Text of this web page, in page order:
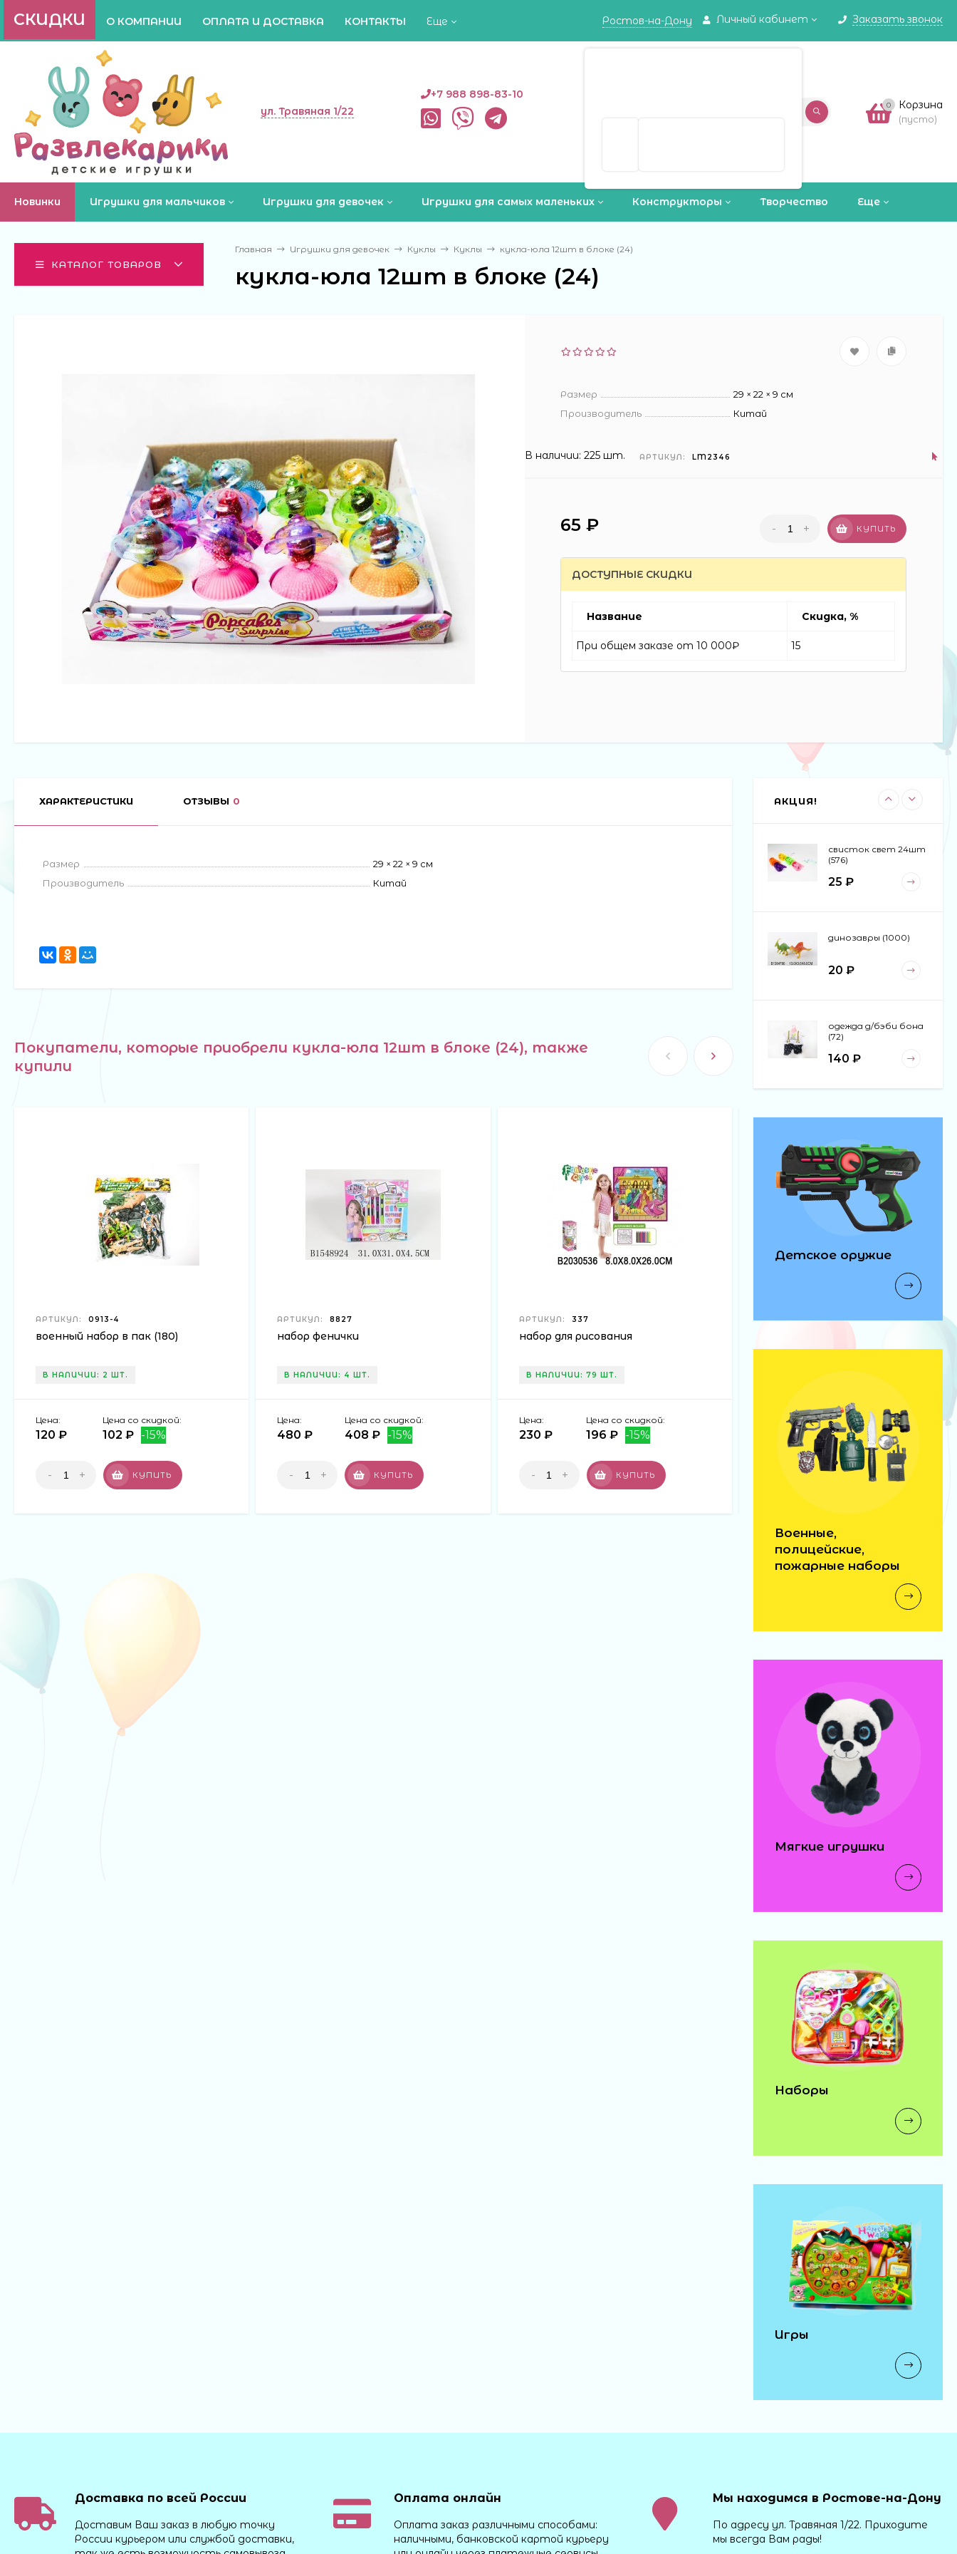
Ростов-на-Дону Личный кабинет Заказать звонок
СКИДКИ О КОМПАНИИ ОПЛАТА И ДОСТАВКА КОНТАКТЫ Еще
ул. Травяная 1/22
+7 988 898-83-10
0 Корзина
(пусто)
Новинки Игрушки для мальчиков Игрушки для девочек Игрушки для самых маленьких Конструкторы Творчество Еще
КАТАЛОГ ТОВАРОВ
Главная Игрушки для девочек Куклы Куклы кукла-юла 12шт в блоке (24)
кукла-юла 12шт в блоке (24)
Размер
29 × 22 × 9 см
Производитель
Китай
В наличии: 225 шт. АРТИКУЛ: LM2346
65 ₽ - + КУПИТЬ
ДОСТУПНЫЕ СКИДКИ
Название Скидка, %
При общем заказе от 10 000₽ 15
ХАРАКТЕРИСТИКИ ОТЗЫВЫ 0
Размер
29 × 22 × 9 см
Производитель
Китай
Покупатели, которые приобрели кукла-юла 12шт в блоке (24), также
купили
АРТИКУЛ: 0913-4
военный набор в пак (180)
В НАЛИЧИИ: 2 ШТ.
Цена:
120 ₽
Цена со скидкой:
102 ₽ -15%
- + КУПИТЬ
АРТИКУЛ: 8827
набор фенички
В НАЛИЧИИ: 4 ШТ.
Цена:
480 ₽
Цена со скидкой:
408 ₽ -15%
- + КУПИТЬ
АРТИКУЛ: 337
набор для рисования
В НАЛИЧИИ: 79 ШТ.
Цена:
230 ₽
Цена со скидкой:
196 ₽ -15%
- + КУПИТЬ
АРТИКУЛ: SL81017
няня муз прожектор 40см в кор
(18)
810 ₽
Цена со скидкой:
689 ₽ -15%
+ КУПИТЬ
АКЦИЯ!
кор (60)
300 ₽
волосатик миньон
свисток свет 24шт
(576)
25 ₽
динозавры (1000)
20 ₽
одежда д/бэби бона
(72)
140 ₽
120 ₽
обувь д/кукол н/пл
(480)
автобус модель
муз 6шт в блоке (20)
170 ₽
85 ₽
палка свет звездн
войны (300)
автобус н/б 29см в
кор (60)
машина-
погремушка 6шт в
блоке (30)
110 ₽
25 ₽
20 ₽
одежда д/бэби бона
(72)
140 ₽
Детское оружие
Военные,
полицейские,
пожарные наборы
Мягкие игрушки
Наборы
Игры
Доставка по всей России
Доставим Ваш заказ в любую точку
России курьером или службой доставки,
Оплата онлайн
Оплата заказ различными способами:
наличными, банковской картой курьеру
Мы находимся в Ростове-на-Дону
По адресу ул. Травяная 1/22. Приходите
мы всегда Вам рады!